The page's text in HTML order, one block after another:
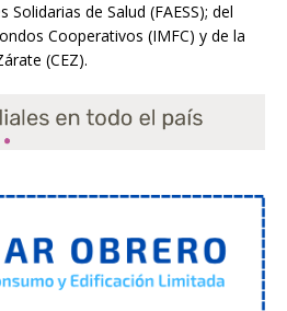
Solidarias de Salud (FAESS); del
Cooperativos (IMFC) y de la
(CEZ).